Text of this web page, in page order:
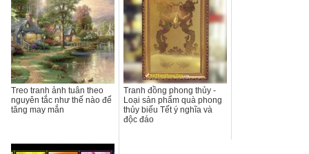
Treo tranh ảnh tuân theo
nguyên tắc như thế nào để
tăng may mắn
Tranh đồng phong thủy -
Loại sản phẩm quà phong
thủy biếu Tết ý nghĩa và
độc đáo